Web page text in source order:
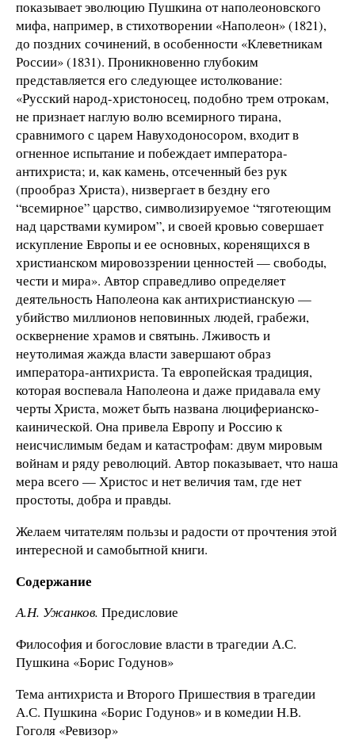
показывает эволюцию Пушкина от наполеоновского
мифа, например, в стихотворении «Наполеон» (1821),
до поздних сочинений, в особенности «Клеветникам
России» (1831). Проникновенно глубоким
представляется его следующее истолкование:
«Русский народ-христоносец, подобно трем отрокам,
не признает наглую волю всемирного тирана,
сравнимого с царем Навуходоносором, входит в
огненное испытание и побеждает императора-
антихриста; и, как камень, отсеченный без рук
(прообраз Христа), низвергает в бездну его
“всемирное” царство, символизируемое “тяготеющим
над царствами кумиром”, и своей кровью совершает
искупление Европы и ее основных, коренящихся в
христианском мировоззрении ценностей — свободы,
чести и мира». Автор справедливо определяет
деятельность Наполеона как антихристианскую —
убийство миллионов неповинных людей, грабежи,
осквернение храмов и святынь. Лживость и
неутолимая жажда власти завершают образ
императора-антихриста. Та европейская традиция,
которая воспевала Наполеона и даже придавала ему
черты Христа, может быть названа люциферианско-
каинической. Она привела Европу и Россию к
неисчислимым бедам и катастрофам: двум мировым
войнам и ряду революций. Автор показывает, что наша
мера всего — Христос и нет величия там, где нет
простоты, добра и правды.
Желаем читателям пользы и радости от прочтения этой
интересной и самобытной книги.
Содержание
А.Н. Ужанков. Предисловие
Философия и богословие власти в трагедии А.С.
Пушкина «Борис Годунов»
Тема антихриста и Второго Пришествия в трагедии
А.С. Пушкина «Борис Годунов» и в комедии Н.В.
Гоголя «Ревизор»